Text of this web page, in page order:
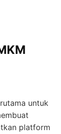
untuk
platform